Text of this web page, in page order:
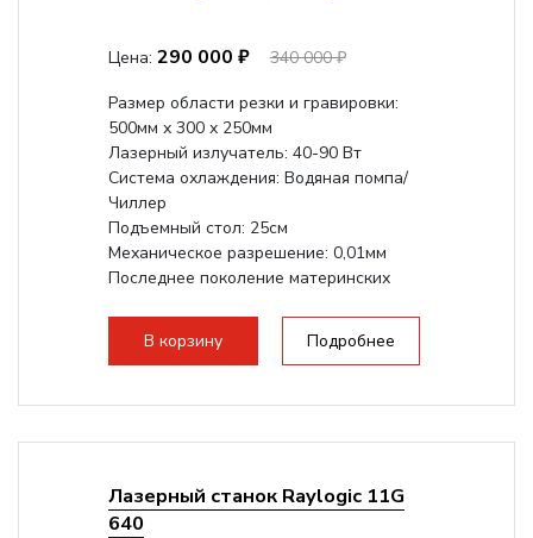
Цена: 290 000 ₽
340 000 ₽
Размер области резки и гравировки:
500мм х 300 х 250мм
Лазерный излучатель: 40-90 Вт
Система охлаждения: Водяная помпа/
Чиллер
Подъемный стол: 25см
Механическое разрешение: 0,01мм
Последнее поколение материнских
В корзину Подробнее
Лазерный станок Raylogic 11G
640